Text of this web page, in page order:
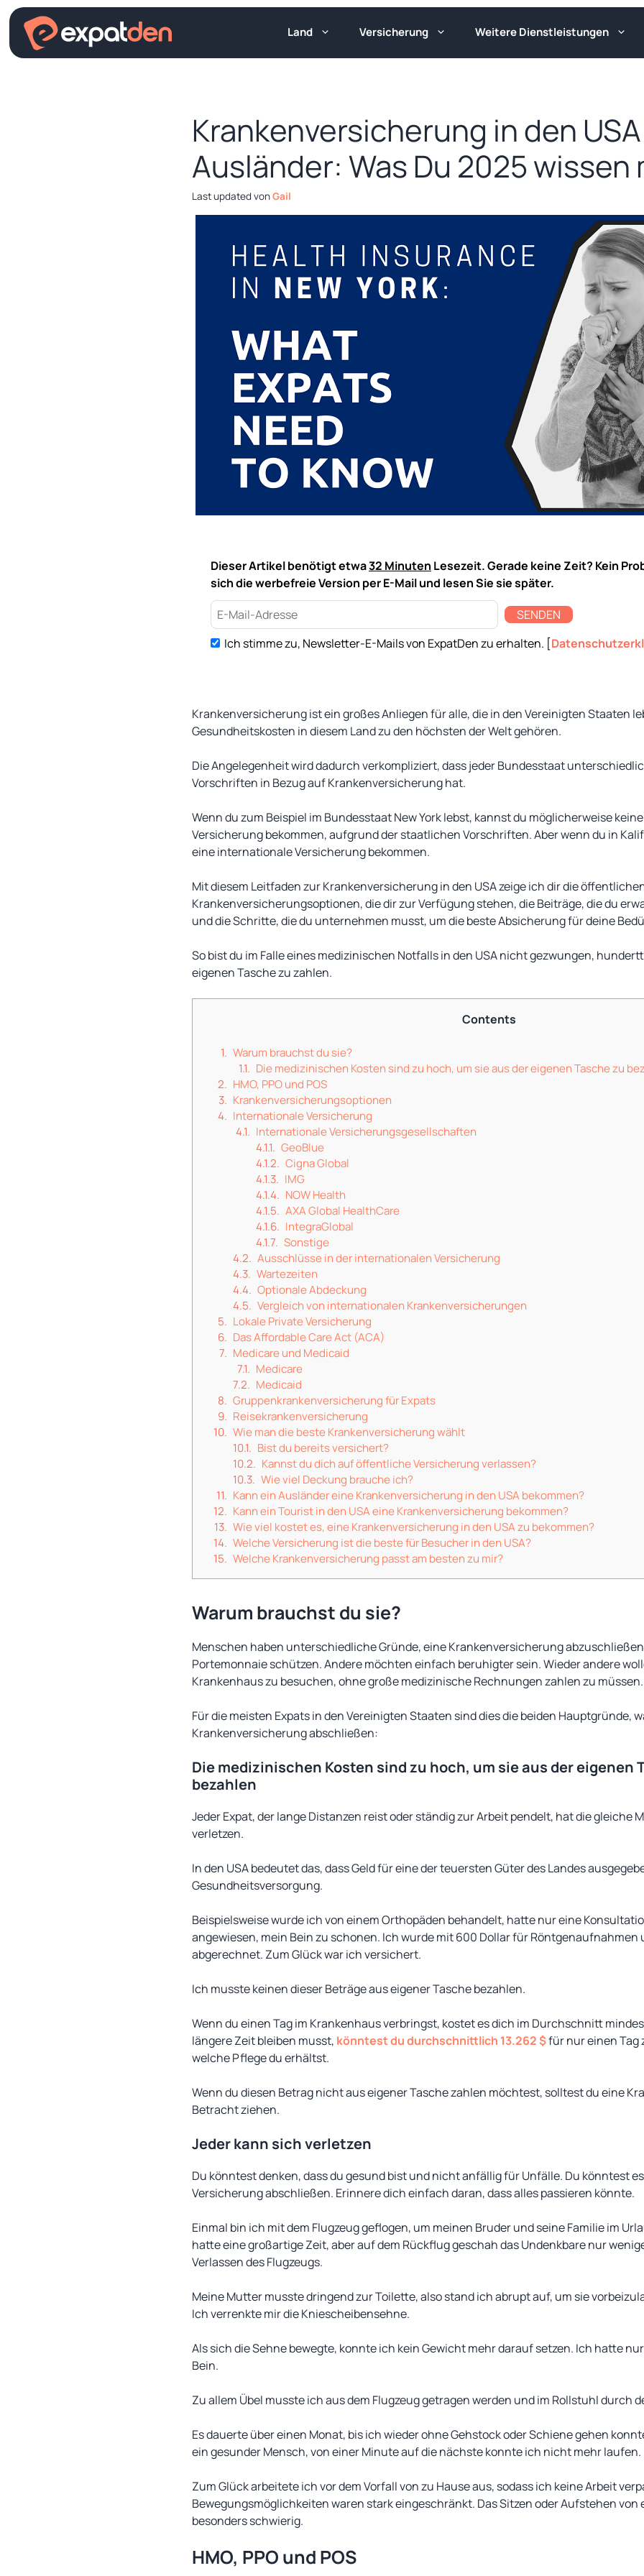
Zum
Inhalt
springen
Land Versicherung Weitere Dienstleistungen
Krankenversicherung in den
Ausländer: Was Du 2025 wissen
vonGail
Dieser Artikel benötigt etwa32 Minuten Lesezeit. Gerade keine Zeit? Kein
sich die werbefreie Version per E-Mail und lesen Sie sie später.
SENDEN
Ich stimme zu, Newsletter-E-Mails von ExpatDen zu erhalten. [
Krankenversicherung ist ein großes Anliegen für alle, die in den Vereinigten Staaten
Gesundheitskosten in diesem Land zu den höchsten der Welt gehören.
Die Angelegenheit wird dadurch verkompliziert, dass jeder Bundesstaat
Vorschriften in Bezug auf Krankenversicherung hat.
Wenn du zum Beispiel im Bundesstaat New York lebst, kannst du möglicherweise
Versicherung bekommen, aufgrund der staatlichen Vorschriften. Aber wenn du in
eine internationale Versicherung bekommen.
Mit diesem Leitfaden zur Krankenversicherung in den USA zeige ich dir die
Krankenversicherungsoptionen, die dir zur Verfügung stehen, die Beiträge, die du
und die Schritte, die du unternehmen musst, um die beste Absicherung für deine
So bist du im Falle eines medizinischen Notfalls in den USA nicht gezwungen,
eigenen Tasche zu zahlen.
Contents
Warum brauchst du sie?
Die medizinischen Kosten sind zu hoch, um sie aus der eigenen Tasche zu
HMO, PPO und POS
Krankenversicherungsoptionen
Internationale Versicherung
Internationale Versicherungsgesellschaften
GeoBlue
Cigna Global
IMG
NOW Health
AXA Global HealthCare
IntegraGlobal
Sonstige
Ausschlüsse in der internationalen Versicherung
Wartezeiten
Optionale Abdeckung
Vergleich von internationalen Krankenversicherungen
Lokale Private Versicherung
Das Affordable Care Act (ACA)
Medicare und Medicaid
Medicare
Medicaid
Gruppenkrankenversicherung für Expats
Reisekrankenversicherung
Wie man die beste Krankenversicherung wählt
Bist du bereits versichert?
Kannst du dich auf öffentliche Versicherung verlassen?
Wie viel Deckung brauche ich?
Kann ein Ausländer eine Krankenversicherung in den USA bekommen?
Kann ein Tourist in den USA eine Krankenversicherung bekommen?
Wie viel kostet es, eine Krankenversicherung in den USA zu bekommen?
Welche Versicherung ist die beste für Besucher in den USA?
Welche Krankenversicherung passt am besten zu mir?
Warum brauchst du sie?
Menschen haben unterschiedliche Gründe, eine Krankenversicherung
Portemonnaie schützen. Andere möchten einfach beruhigter sein. Wieder andere
Krankenhaus zu besuchen, ohne große medizinische Rechnungen zahlen zu müssen.
Für die meisten Expats in den Vereinigten Staaten sind dies die beiden Hauptgründe,
Krankenversicherung abschließen:
Die medizinischen Kosten sind zu hoch, um sie aus der eigenen
bezahlen
Jeder Expat, der lange Distanzen reist oder ständig zur Arbeit pendelt, hat die gleiche
verletzen.
In den USA bedeutet das, dass Geld für eine der teuersten Güter des Landes
Gesundheitsversorgung.
Beispielsweise wurde ich von einem Orthopäden behandelt, hatte nur eine
angewiesen, mein Bein zu schonen. Ich wurde mit 600 Dollar für Röntgenaufnahmen
abgerechnet. Zum Glück war ich versichert.
Ich musste keinen dieser Beträge aus eigener Tasche bezahlen.
Wenn du einen Tag im Krankenhaus verbringst, kostet es dich im Durchschnitt
längere Zeit bleiben musst, könntest du durchschnittlich 13.262 $für nur einen Tag
welche Pflege du erhältst.
Wenn du diesen Betrag nicht aus eigener Tasche zahlen möchtest, solltest du eine
Betracht ziehen.
Jeder kann sichverletzen
Du könntest denken, dass du gesund bist und nicht anfällig für Unfälle. Du könntest
Versicherung abschließen. Erinnere dich einfach daran, dass alles passieren könnte.
Einmal bin ich mit dem Flugzeug geflogen, um meinen Bruder und seine Familie im
hatte eine großartige Zeit, aber auf dem Rückflug geschah das Undenkbare nur
Verlassen des Flugzeugs.
Meine Mutter musste dringend zur Toilette, also stand ich abrupt auf, um sie
Ich verrenkte mir die Kniescheibensehne.
Als sich die Sehne bewegte, konnte ich kein Gewicht mehr darauf setzen. Ich hatte
Bein.
Zu allem Übel musste ich aus dem Flugzeug getragen werden und im Rollstuhl durch
Es dauerte über einen Monat, bis ich wieder ohne Gehstock oder Schiene gehen
ein gesunder Mensch, von einer Minute auf die nächste konnte ich nicht mehr laufen.
Zum Glück arbeitete ich vor dem Vorfall von zu Hause aus, sodass ich keine Arbeit
Bewegungsmöglichkeiten waren stark eingeschränkt. Das Sitzen oder Aufstehen von
besonders schwierig.
HMO, PPO und POS